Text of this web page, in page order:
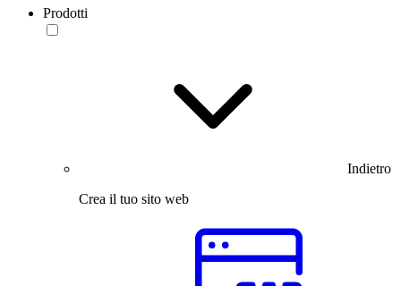
Prodotti
Indietro
Crea il tuo sito web